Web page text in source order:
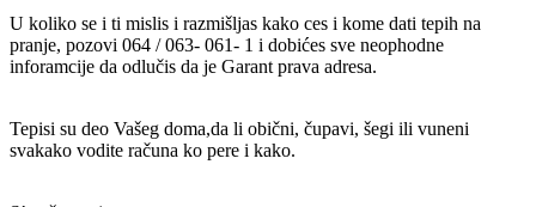
U koliko se i ti mislis i razmišljas kako ces i kome dati tepih na
pranje, pozovi 064 / 063- 061- 1 i dobićes sve neophodne
inforamcije da odlučis da je Garant prava adresa.
Tepisi su deo Vašeg doma,da li obični, čupavi, šegi ili vuneni
svakako vodite računa ko pere i kako.